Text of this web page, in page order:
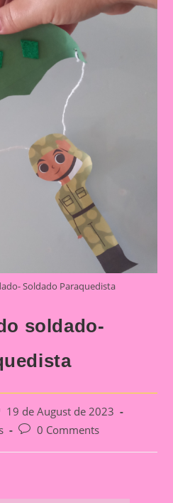
Soldado Paraquedista
soldado-
19 de August de 2023
Post0 Comments